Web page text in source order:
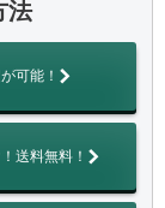
法
可能！
送料無料！